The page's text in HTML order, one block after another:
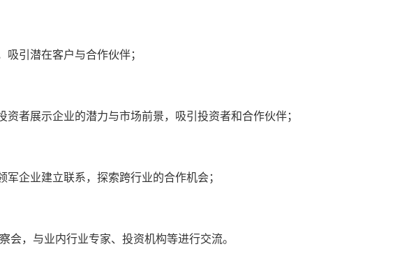
引潜在客户与合作伙伴；
者展示企业的潜力与市场前景，吸引投资者和合作伙伴；
企业建立联系，探索跨行业的合作机会；
会，与业内行业专家、投资机构等进行交流。